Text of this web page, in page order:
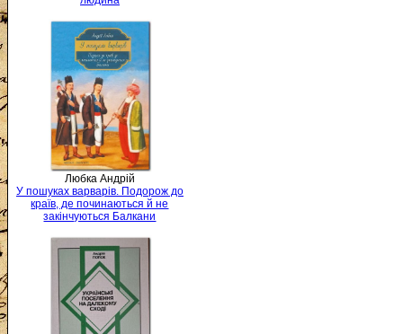
Любка Андрій
У пошуках варварів. Подорож до
країв, де починаються й не
закінчуються Балкани